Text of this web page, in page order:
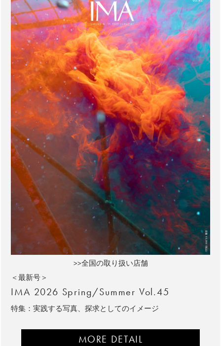
>>全国の取り扱い店舗
＜最新号＞
IMA 2026 Spring/Summer Vol.45
特集：実践する写真、探求としてのイメージ
MORE DETAIL